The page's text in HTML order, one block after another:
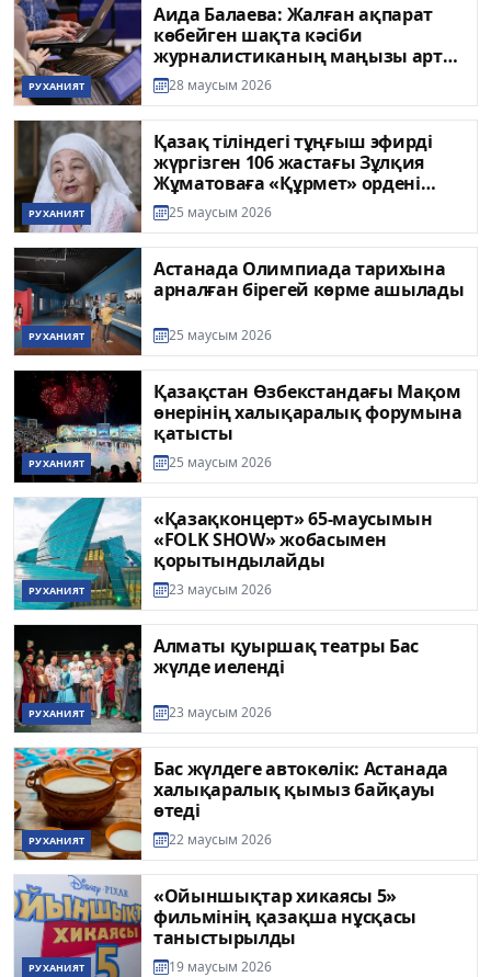
РУХАНИЯТ
Аида Балаева: Жалған ақпарат
көбейген шақта кәсіби
журналистиканың маңызы арта
түсті
28 маусым 2026
РУХАНИЯТ
Қазақ тіліндегі тұңғыш эфирді
жүргізген 106 жастағы Зұлқия
Жұматоваға «Құрмет» ордені
берілді
25 маусым 2026
РУХАНИЯТ
Астанада Олимпиада тарихына
арналған бірегей көрме ашылады
25 маусым 2026
РУХАНИЯТ
Қазақстан Өзбекстандағы Мақом
өнерінің халықаралық форумына
қатысты
25 маусым 2026
РУХАНИЯТ
«Қазақконцерт» 65-маусымын
«FOLK SHOW» жобасымен
қорытындылайды
23 маусым 2026
РУХАНИЯТ
Алматы қуыршақ театры Бас
жүлде иеленді
23 маусым 2026
РУХАНИЯТ
Бас жүлдеге автокөлік: Астанада
халықаралық қымыз байқауы
өтеді
22 маусым 2026
РУХАНИЯТ
«Ойыншықтар хикаясы 5»
фильмінің қазақша нұсқасы
таныстырылды
19 маусым 2026